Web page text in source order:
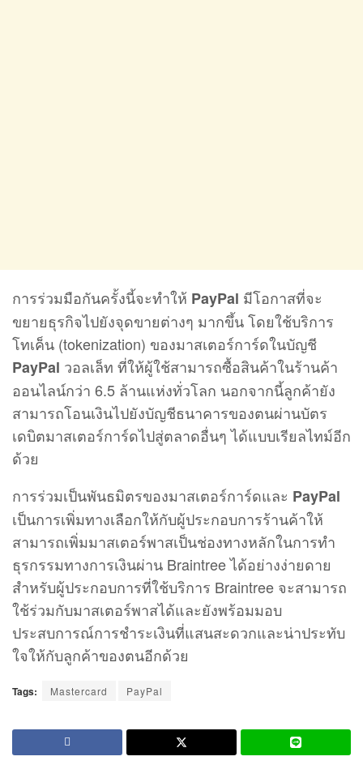
การร่วมมือกันครั้งนี้จะทำให้ PayPal มีโอกาสที่จะ
ขยายธุรกิจไปยังจุดขายต่างๆ มากขึ้น โดยใช้บริการ
โทเค็น (tokenization) ของมาสเตอร์การ์ดในบัญชี
PayPal วอลเล็ท ที่ให้ผู้ใช้สามารถซื้อสินค้าในร้านค้า
ออนไลน์กว่า 6.5 ล้านแห่งทั่วโลก นอกจากนี้ลูกค้ายัง
สามารถโอนเงินไปยังบัญชีธนาคารของตนผ่านบัตร
เดบิตมาสเตอร์การ์ดไปสู่ตลาดอื่นๆ ได้แบบเรียลไทม์อีก
ด้วย
การร่วมเป็นพันธมิตรของมาสเตอร์การ์ดและ PayPal
เป็นการเพิ่มทางเลือกให้กับผู้ประกอบการร้านค้าให้
สามารถเพิ่มมาสเตอร์พาสเป็นช่องทางหลักในการทำ
ธุรกรรมทางการเงินผ่าน Braintree ได้อย่างง่ายดาย
สำหรับผู้ประกอบการที่ใช้บริการ Braintree จะสามารถ
ใช้ร่วมกับมาสเตอร์พาสได้และยังพร้อมมอบ
ประสบการณ์การชำระเงินที่แสนสะดวกและน่าประทับ
ใจให้กับลูกค้าของตนอีกด้วย
Tags: Mastercard PayPal